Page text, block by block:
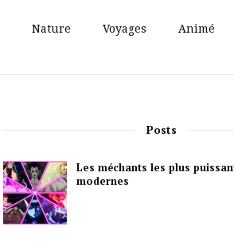
Nature Voyages
Animé
Posts
Les méchants les plus
modernes